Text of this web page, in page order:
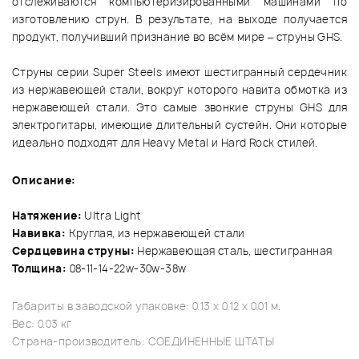
изготовлению струн. В результате, на выходе получается
продукт, получивший признание во всём мире – струны GHS.
Струны серии Super Steels имеют шестигранный сердечник
из нержавеющей стали, вокруг которого навита обмотка из
нержавеющей стали. Это самые звонкие струны GHS для
электрогитары, имеющие длительный сустейн. Они которые
идеально подходят для Heavy Metal и Hard Rock стилей.
Описание:
Натяжение: Ultra Light
Навивка: Круглая, из нержавеющей стали
Сердцевина струны: Нержавеющая сталь, шестигранная
Толщина: 08-11-14-22w-30w-38w
Габариты в заводской упаковке: 0.13 x 0.12 x 0.01 м.
Вес: 0.03 кг
Страна-производитель: СОЕДИНЕННЫЕ ШТАТЫ